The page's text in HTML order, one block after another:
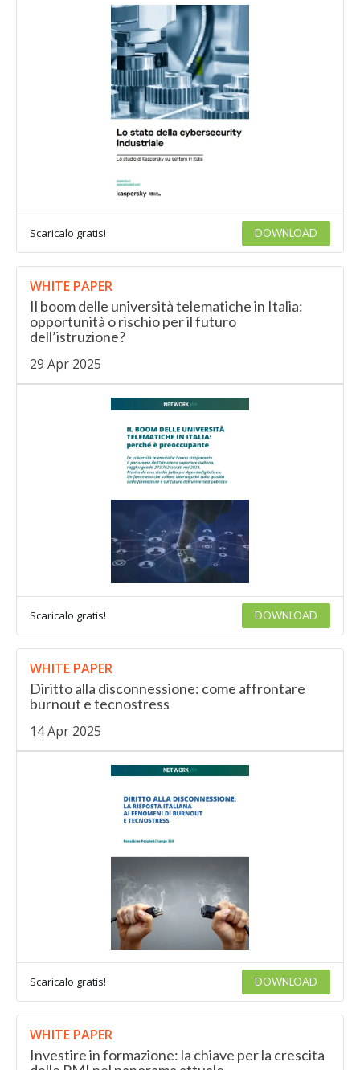
Scaricalo gratis! DOWNLOAD
WHITE PAPER
Il boom delle università telematiche in Italia:
opportunità o rischio per il futuro
dell’istruzione?
29 Apr 2025
Scaricalo gratis! DOWNLOAD
WHITE PAPER
Diritto alla disconnessione: come affrontare
burnout e tecnostress
14 Apr 2025
Scaricalo gratis! DOWNLOAD
WHITE PAPER
Investire in formazione: la chiave per la crescita